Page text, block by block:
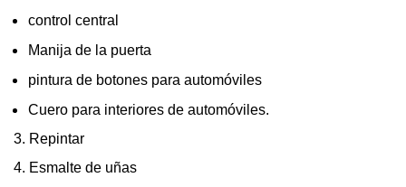
control central
Manija de la puerta
pintura de botones para automóviles
Cuero para interiores de automóviles.
3. Repintar
4. Esmalte de uñas